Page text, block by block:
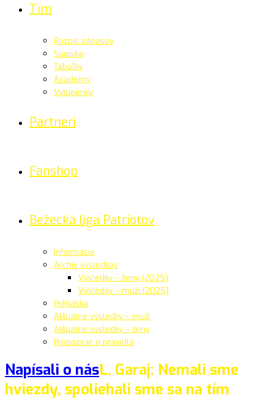
Tím
Rozpis zápasov
Súpiska
Tabuľky
Academy
Vstupenky
Partneri
Fanshop
Bežecká liga Patriotov
Informácie
Archív výsledkov
Výsledky – ženy (2025)
Výsledky – muži (2025)
Prihláška
Aktuálne výsledky – muži
Aktuálne výsledky – ženy
Propozície a pravidlá
Napísali o násL. Garaj: Nemali sme
hviezdy, spoliehali sme sa na tím